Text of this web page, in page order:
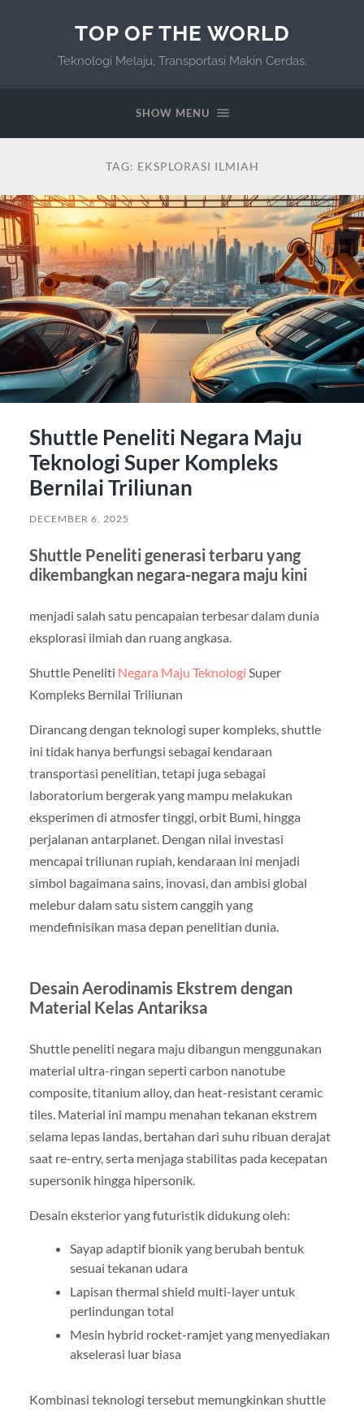
TOP OF THE WORLD
Teknologi Melaju, Transportasi Makin Cerdas.
SHOW MENU
TAG: EKSPLORASI ILMIAH
Shuttle Peneliti Negara Maju
Teknologi Super Kompleks
Bernilai Triliunan
DECEMBER 6, 2025
Shuttle Peneliti generasi terbaru yang
dikembangkan negara-negara maju kini
menjadi salah satu pencapaian terbesar dalam dunia
eksplorasi ilmiah dan ruang angkasa.
Shuttle Peneliti Negara Maju Teknologi Super
Kompleks Bernilai Triliunan
Dirancang dengan teknologi super kompleks, shuttle
ini tidak hanya berfungsi sebagai kendaraan
transportasi penelitian, tetapi juga sebagai
laboratorium bergerak yang mampu melakukan
eksperimen di atmosfer tinggi, orbit Bumi, hingga
perjalanan antarplanet. Dengan nilai investasi
mencapai triliunan rupiah, kendaraan ini menjadi
simbol bagaimana sains, inovasi, dan ambisi global
melebur dalam satu sistem canggih yang
mendefinisikan masa depan penelitian dunia.
Desain Aerodinamis Ekstrem dengan
Material Kelas Antariksa
Shuttle peneliti negara maju dibangun menggunakan
material ultra-ringan seperti carbon nanotube
composite, titanium alloy, dan heat-resistant ceramic
tiles. Material ini mampu menahan tekanan ekstrem
selama lepas landas, bertahan dari suhu ribuan derajat
saat re-entry, serta menjaga stabilitas pada kecepatan
supersonik hingga hipersonik.
Desain eksterior yang futuristik didukung oleh:
Sayap adaptif bionik yang berubah bentuk
sesuai tekanan udara
Lapisan thermal shield multi-layer untuk
perlindungan total
Mesin hybrid rocket-ramjet yang menyediakan
akselerasi luar biasa
Kombinasi teknologi tersebut memungkinkan shuttle